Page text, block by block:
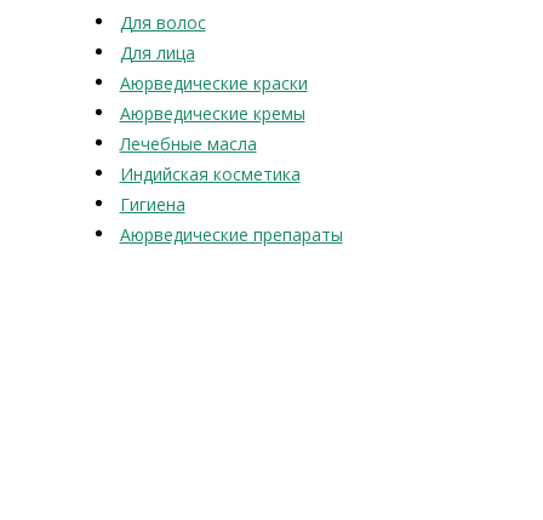
Для волос
Для лица
Аюрведические краски
Аюрведические кремы
Лечебные масла
Индийская косметика
Гигиена
Аюрведические препараты